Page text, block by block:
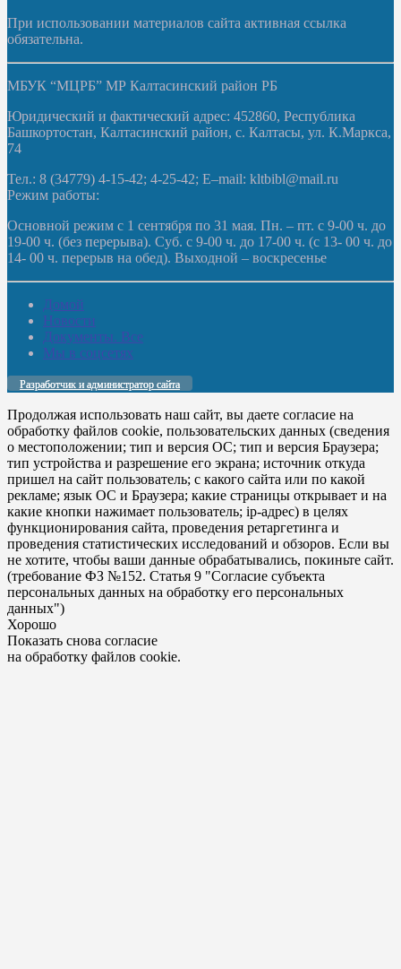
При использовании материалов сайта активная ссылка
обязательна.
МБУК “МЦРБ” МР Калтасинский район РБ
Юридический и фактический адрес: 452860, Республика
Башкортостан, Калтасинский район, с. Калтасы, ул. К.Маркса,
74
Тел.: 8 (34779) 4-15-42; 4-25-42; E–mail: kltbibl@mail.ru
Режим работы:
Основной режим с 1 сентября по 31 мая. Пн. – пт. с 9-00 ч. до
19-00 ч. (без перерыва). Суб. с 9-00 ч. до 17-00 ч. (с 13- 00 ч. до
14- 00 ч. перерыв на обед). Выходной – воскресенье
Домой
Новости
Документы. Все
Мы в соцсетях
Разработчик и администратор сайта
Продолжая использовать наш сайт, вы даете согласие на
обработку файлов cookie, пользовательских данных (сведения
о местоположении; тип и версия ОС; тип и версия Браузера;
тип устройства и разрешение его экрана; источник откуда
пришел на сайт пользователь; с какого сайта или по какой
рекламе; язык ОС и Браузера; какие страницы открывает и на
какие кнопки нажимает пользователь; ip-адрес) в целях
функционирования сайта, проведения ретаргетинга и
проведения статистических исследований и обзоров. Если вы
не хотите, чтобы ваши данные обрабатывались, покиньте сайт.
(требование ФЗ №152. Статья 9 "Согласие субъекта
персональных данных на обработку его персональных
данных")
Хорошо
Показать снова согласие
на обработку файлов cookie.